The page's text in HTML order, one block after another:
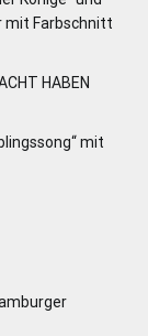
mit Farbschnitt
HABEN
mit